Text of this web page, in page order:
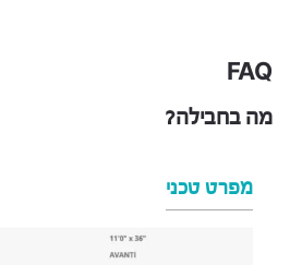
FAQ
מה בחבילה?
מפרט טכני